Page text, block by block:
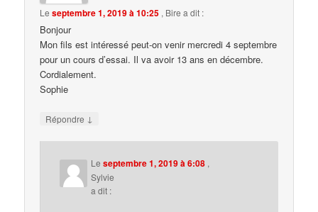
Leseptembre 1, 2019 à 10:25 , Bire a dit :
Bonjour
Mon fils est intéressé peut-on venir mercredi 4 septembre
pour un cours d’essai. Il va avoir 13 ans en décembre.
Cordialement.
Sophie
Répondre ↓
Leseptembre 1, 2019 à 6:08 ,
Sylvie
a dit :